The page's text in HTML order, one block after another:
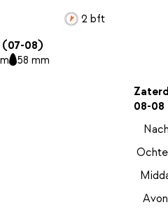
2 bft
(07-08)
58 mm
08-08